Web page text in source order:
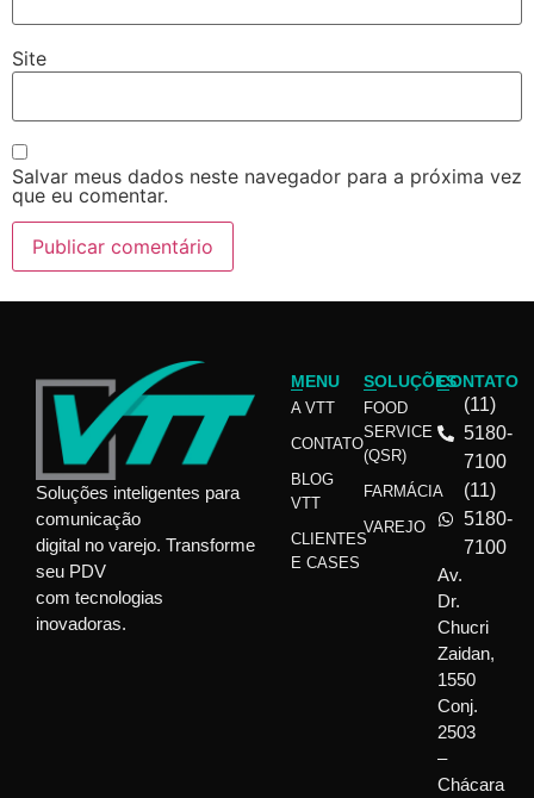
Site
Salvar meus dados neste navegador para a próxima vez
que eu comentar.
Soluções inteligentes para
comunicação
digital no varejo. Transforme
seu PDV
com tecnologias
inovadoras.
MENU
A VTT
CONTATO
BLOG
VTT
CLIENTES
E CASES
SOLUÇÕES
FOOD
SERVICE
(QSR)
FARMÁCIA
VAREJO
CONTATO
(11)
5180-
7100
(11)
5180-
7100
Av.
Dr.
Chucri
Zaidan,
1550
Conj.
2503
–
Chácara